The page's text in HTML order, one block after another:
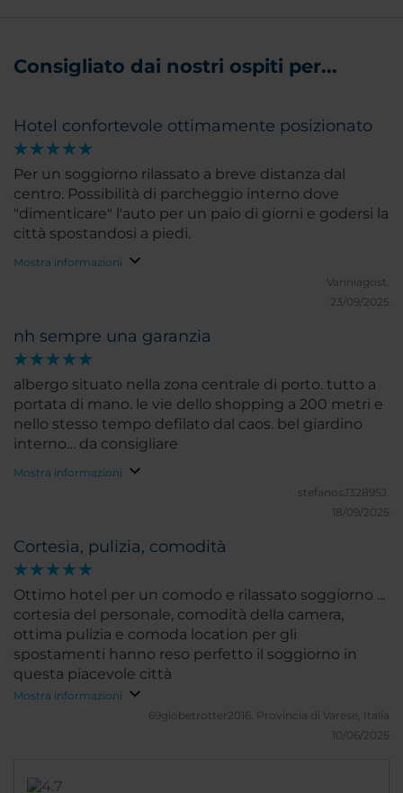
Consigliato dai nostri ospiti per...
Hotel confortevole ottimamente posizionato
Per un soggiorno rilassato a breve distanza dal
centro. Possibilità di parcheggio interno dove
"dimenticare" l'auto per un paio di giorni e godersi la
città spostandosi a piedi.
Mostra informazioni
Vanniagost.
23/09/2025
nh sempre una garanzia
albergo situato nella zona centrale di porto. tutto a
portata di mano. le vie dello shopping a 200 metri e
nello stesso tempo defilato dal caos. bel giardino
interno… da consigliare
Mostra informazioni
stefanosJ3289SJ.
18/09/2025
Cortesia, pulizia, comodità
Ottimo hotel per un comodo e rilassato soggiorno ...
cortesia del personale, comodità della camera,
ottima pulizia e comoda location per gli
spostamenti hanno reso perfetto il soggiorno in
questa piacevole città
Mostra informazioni
69globetrotter2016.
Provincia di Varese, Italia
10/06/2025